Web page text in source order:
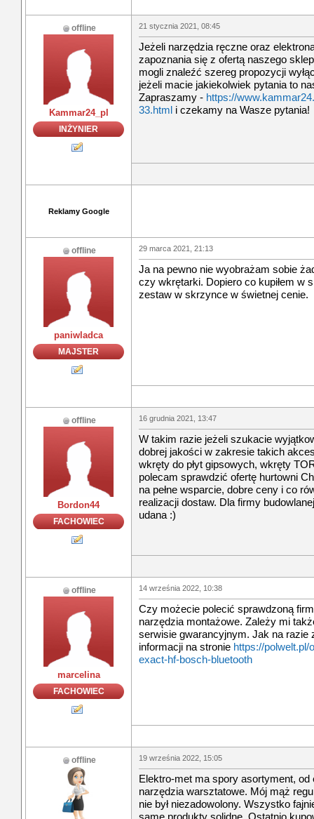
offline
Kammar24_pl
INŻYNIER
21 stycznia 2021, 08:45
Jeżeli narzędzia ręczne oraz
zapoznania się z ofertą naszego
mogli znaleźć szereg propozycji
jeżeli macie jakiekolwiek pytania to
Zapraszamy - https://
33.html i czekamy na Wasze pytania!
Reklamy Google
offline
paniwladca
MAJSTER
29 marca 2021, 21:13
Ja na pewno nie wyobrażam sobie
czy wkrętarki. Dopiero co kupiłem w
zestaw w skrzynce w świetnej cenie.
offline
Bordon44
FACHOWIEC
16 grudnia 2021, 13:47
W takim razie jeżeli szukacie
dobrej jakości w zakresie takich
wkręty do płyt gipsowych, wkręty
polecam sprawdzić ofertę hurtowni
na pełne wsparcie, dobre ceny i co
realizacji dostaw. Dla firmy
udana :)
offline
marcelina
FACHOWIEC
14 września 2022, 10:38
Czy możecie polecić sprawdzoną
narzędzia montażowe. Zależy mi
serwisie gwarancyjnym. Jak na razie
informacji na stronie https://
exact-hf-bosch-bluetooth
offline 19 września 2022, 15:05
Elektro-met ma spory asortyment, od
narzędzia warsztatowe. Mój mąż
nie był niezadowolony. Wszystko
same produkty solidne. Ostatnio